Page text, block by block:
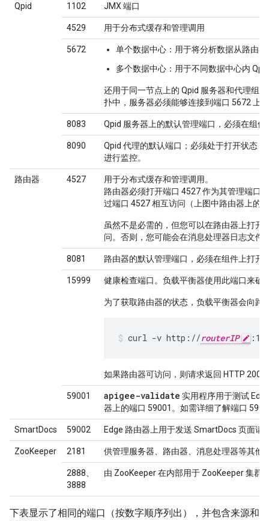
Qpid 1102 JMX 端口
4529 用于分布式缓存和管理调用
5672 单个数据中心 ：用于将分析数据从路由
多个数据中心 ：用于不同数据中心内
还用于同一节点上的 Qpid 服务器和代理组
扑中，服务器必须能够连接到端口 5672 上
8083 Qpid 服务器上的默认管理端口，必须在组
8090
Qpid 代理的默认端口；必须处于打开状态
进行监控。
路由器 4527
用于分布式缓存和管理调用。
路由器必须打开端口 4527 作为其管理端口
过端口 4527 相互访问（上图中路由器上的
虽然不是必需的，但您可以在路由器上打开
问。否则，您可能会在消息处理器日志文件
8081 路由器的默认管理端口，必须在组件上打开
15999 健康检查端口。负载平衡器使用此端口来确
为了获取路由器的状态，负载平衡器会向路
curl -v http://routerIP
如果路由器可访问，则请求返回 HTTP 200。
59001 apigee-validate 实用程序用于测试
器上的端口 59001。如需详细了解端口
SmartDocs 59002 Edge 路由器上用于发送 SmartDocs 页面请
ZooKeeper 2181 供管理服务器、路由器、消息处理器等其他
2888、
3888
由 ZooKeeper 在内部用于 ZooKeeper 集群
下表显示了相同的端口（按数字顺序列出），并包含来源和